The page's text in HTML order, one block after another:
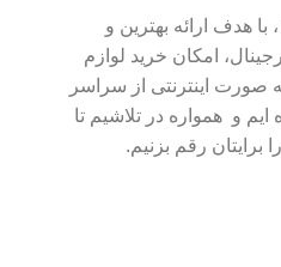
ما در زینو بیوتی از سال ۱۳۹۱، با هدف ارائه بهترین و
امکان خرید لوازم
صورت اینترنتی از سراسر
ایم و همواره در تلاشیم تا
رقم بزنیم.